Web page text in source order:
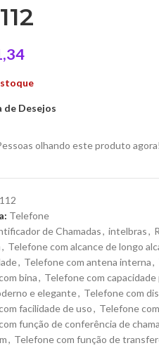
de Desejos
olhando este produto agora!
Telefone
de Chamadas, intelbras,
, Telefone com alcance de longo
, Telefone com antena interna,
bina, Telefone com capacidade
e elegante, Telefone com
facilidade de uso, Telefone
função de conferência de
, Telefone com função de